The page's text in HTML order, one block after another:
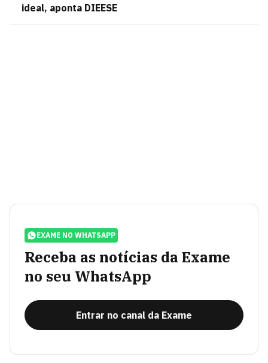
ideal, aponta DIEESE
EXAME NO WHATSAPP
Receba as notícias da Exame
no seu WhatsApp
Entrar no canal da Exame